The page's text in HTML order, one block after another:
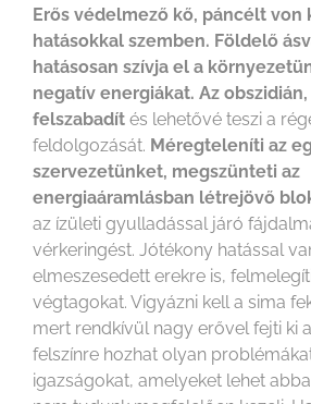
Erős védelmező kő, páncélt von
hatásokkal szemben. Földelő
hatásosan szívja el a
negatív energiákat. Az
felszabadít és lehetővé teszi a
feldolgozását. Méregteleníti az
szervezetünket, megszünteti az
energiaáramlásban létrejövő
az ízületi gyulladással járó
vérkeringést. Jótékony hatással
elmeszesedett erekre is,
végtagokat. Vigyázni kell a sima
mert rendkívül nagy erővel fejti ki
felszínre hozhat olyan
igazságokat, amelyeket lehet